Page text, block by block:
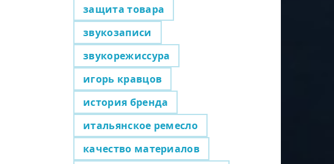
защита товара
звукозаписи
звукорежиссура
игорь кравцов
история бренда
итальянское ремесло
качество материалов